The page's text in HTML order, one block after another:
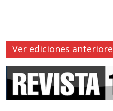
Ver ediciones